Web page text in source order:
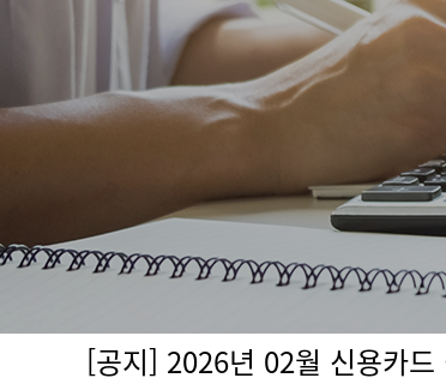
[공지] 2026년 02월 신용카드